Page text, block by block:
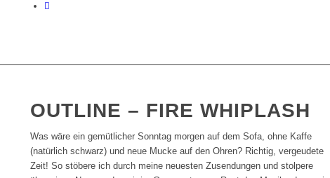
OUTLINE – FIRE WHIPLASH
Was wäre ein gemütlicher Sonntag morgen auf dem Sofa, ohne Kaffe
(natürlich schwarz) und neue Mucke auf den Ohren? Richtig, vergeudete
Zeit! So stöbere ich durch meine neuesten Zusendungen und stolpere